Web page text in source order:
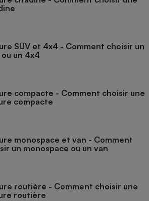
SUV et 4x4 - Comment choisir un
ou un 4x4
compacte - Comment choisir une
compacte
monospace et van - Comment
un monospace ou un van
routière - Comment choisir une
routière